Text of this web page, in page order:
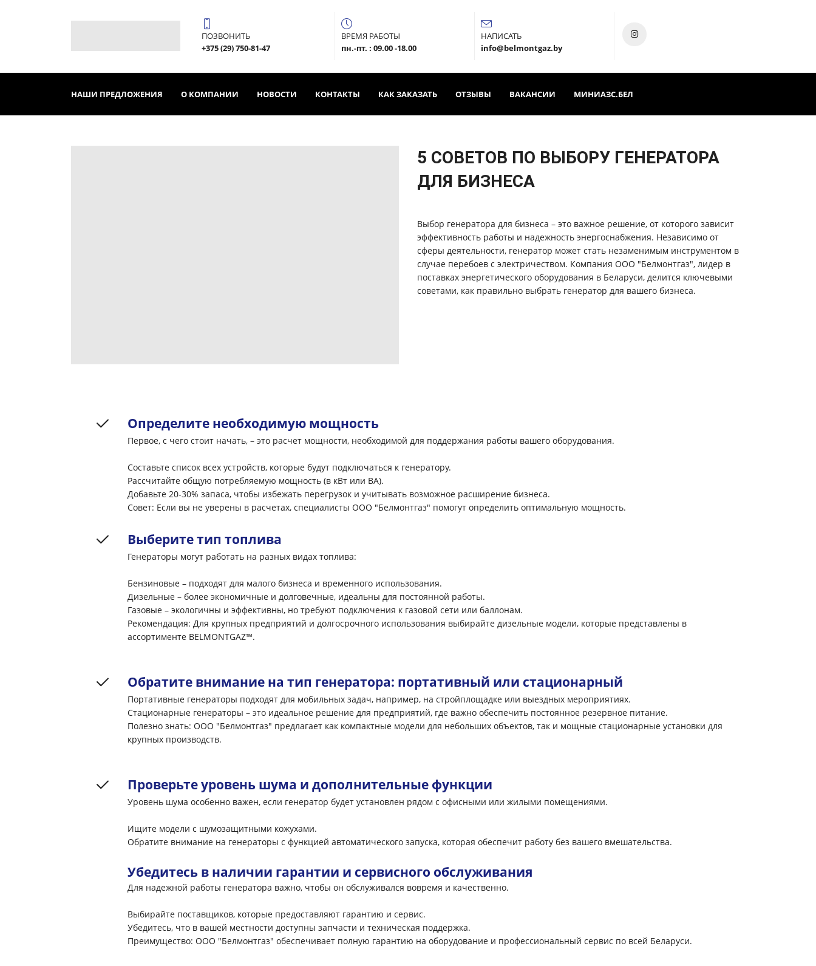
ПОЗВОНИТЬ
+375 (29) 750-81-47
ВРЕМЯ РАБОТЫ
пн.-пт. : 09.00 -18.00
НАПИСАТЬ
info@belmontgaz.by
НАШИ ПРЕДЛОЖЕНИЯ О КОМПАНИИ НОВОСТИ КОНТАКТЫ КАК ЗАКАЗАТЬ ОТЗЫВЫ ВАКАНСИИ МИНИАЗС.БЕЛ
5 СОВЕТОВ ПО ВЫБОРУ ГЕНЕРАТОРА
ДЛЯ БИЗНЕСА
Выбор генератора для бизнеса – это важное решение, от которого зависит
эффективность работы и надежность энергоснабжения. Независимо от
сферы деятельности, генератор может стать незаменимым инструментом в
случае перебоев с электричеством. Компания ООО "Белмонтгаз", лидер в
поставках энергетического оборудования в Беларуси, делится ключевыми
советами, как правильно выбрать генератор для вашего бизнеса.
Определите необходимую мощность
Первое, с чего стоит начать, – это расчет мощности, необходимой для поддержания работы вашего оборудования.
Составьте список всех устройств, которые будут подключаться к генератору.
Рассчитайте общую потребляемую мощность (в кВт или ВА).
Добавьте 20-30% запаса, чтобы избежать перегрузок и учитывать возможное расширение бизнеса.
Совет: Если вы не уверены в расчетах, специалисты ООО "Белмонтгаз" помогут определить оптимальную мощность.
Выберите тип топлива
Генераторы могут работать на разных видах топлива:
Бензиновые – подходят для малого бизнеса и временного использования.
Дизельные – более экономичные и долговечные, идеальны для постоянной работы.
Газовые – экологичны и эффективны, но требуют подключения к газовой сети или баллонам.
Рекомендация: Для крупных предприятий и долгосрочного использования выбирайте дизельные модели, которые представлены в
ассортименте BELMONTGAZ™.
Обратите внимание на тип генератора: портативный или стационарный
Портативные генераторы подходят для мобильных задач, например, на стройплощадке или выездных мероприятиях.
Стационарные генераторы – это идеальное решение для предприятий, где важно обеспечить постоянное резервное питание.
Полезно знать: ООО "Белмонтгаз" предлагает как компактные модели для небольших объектов, так и мощные стационарные установки для
крупных производств.
Проверьте уровень шума и дополнительные функции
Уровень шума особенно важен, если генератор будет установлен рядом с офисными или жилыми помещениями.
Ищите модели с шумозащитными кожухами.
Обратите внимание на генераторы с функцией автоматического запуска, которая обеспечит работу без вашего вмешательства.
Убедитесь в наличии гарантии и сервисного обслуживания
Для надежной работы генератора важно, чтобы он обслуживался вовремя и качественно.
Выбирайте поставщиков, которые предоставляют гарантию и сервис.
Убедитесь, что в вашей местности доступны запчасти и техническая поддержка.
Преимущество: ООО "Белмонтгаз" обеспечивает полную гарантию на оборудование и профессиональный сервис по всей Беларуси.